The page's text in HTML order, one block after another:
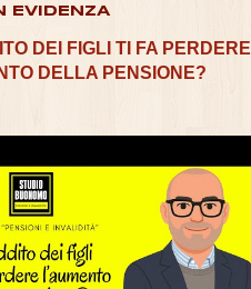
EVIDENZA
DEI FIGLI TI FA PERDERE
DELLA PENSIONE?